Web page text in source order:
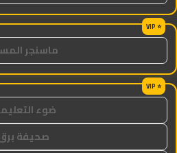
ماسنجر
ضوء
صحيفة